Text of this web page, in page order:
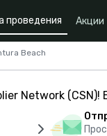
проведения Акции
Beach
Network (CSN)!